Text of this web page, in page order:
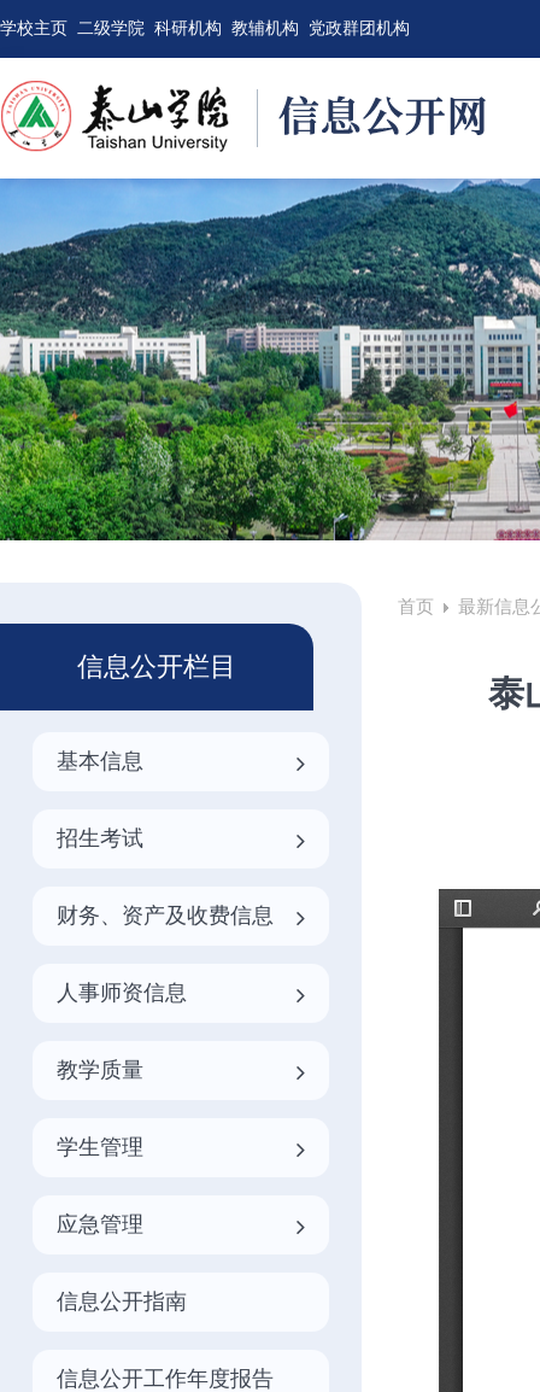
学校主页 二级学院 科研机构 教辅机构 党政群团机构
首页 最新信息
泰
信息公开栏目
基本信息
招生考试
财务、资产及收费信息
人事师资信息
教学质量
学生管理
应急管理
信息公开指南
信息公开工作年度报告